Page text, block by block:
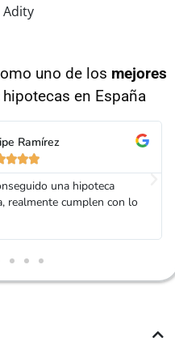
uno de los mejores
hipotecas en España
Garcés

varios presupuestos de
la piel para que encontrase
¡Chapó!